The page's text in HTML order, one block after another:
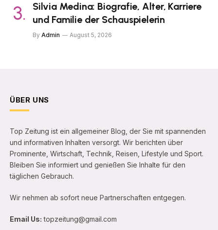
Silvia Medina: Biografie, Alter, Karriere
und Familie der Schauspielerin
By Admin August 5, 2026
ÜBER UNS
Top Zeitung ist ein allgemeiner Blog, der Sie mit spannenden
und informativen Inhalten versorgt. Wir berichten über
Prominente, Wirtschaft, Technik, Reisen, Lifestyle und Sport.
Bleiben Sie informiert und genießen Sie Inhalte für den
täglichen Gebrauch.
Wir nehmen ab sofort neue Partnerschaften entgegen.
Email Us: topzeitung@gmail.com